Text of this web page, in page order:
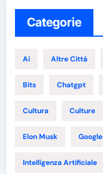
Categorie
Ai Altre Città
Bits Chatgpt
Cultura Culture
Elon Musk Google
Intelligenza Artificiale